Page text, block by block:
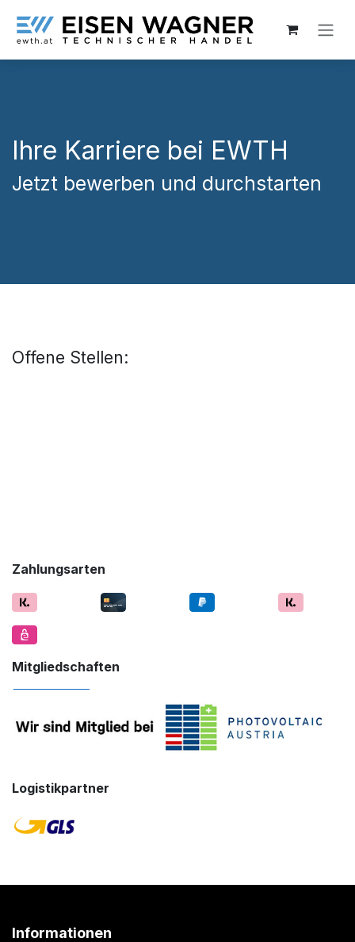
Ihre Karriere bei EWTH
Jetzt bewerben und durchstarten
Offene Stellen:
Zahlungsarten
Mitgliedschaften
Logistikpartner
Informationen